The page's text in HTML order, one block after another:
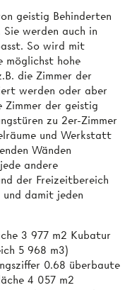
geistig Behinderten
werden auch in
So wird mit
möglichst hohe
die Zimmer der
werden oder aber
der geistig
zu 2er-Zimmer
und Werkstatt
Wänden
andere
der Freizeitbereich
damit jeden
3 977 m2 Kubatur
5 968 m3)
0.68 überbaute
4 057 m2